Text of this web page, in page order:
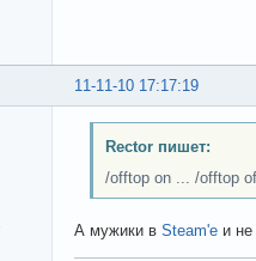
11-11-10 17:17:19
Rector пишет:
/offtop on ... /offtop
А мужики в Steam'e и